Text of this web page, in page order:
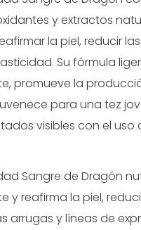
y extractos
la piel, reducir
Su fórmula
promueve la
para una tez
visibles con el uso
Sangre de Dragón
y reafirma la piel,
arrugas y líneas de